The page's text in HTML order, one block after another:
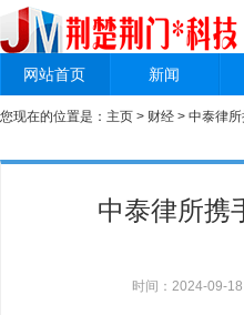
网站首页 新闻
您现在的位置是： 主页 > 财经 > 中泰律
中泰律所携
时间：2024-09-